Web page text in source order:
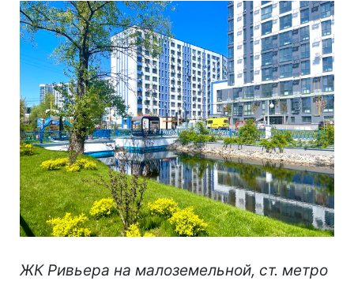
ЖК Ривьера на малоземельной, ст. метро